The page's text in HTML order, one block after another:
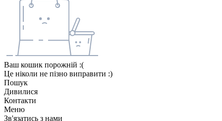
Ваш кошик порожній :(
Це ніколи не пізно виправити :)
Пошук
Дивилися
Контакти
Меню
Зв'язатись з нами